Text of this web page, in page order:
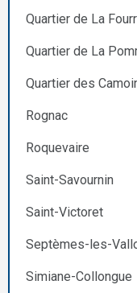
Quartier de La
Quartier de La
Quartier des
Rognac
Roquevaire
Saint-Savournin
Saint-Victoret
Septèmes-les-
Simiane-Collongue